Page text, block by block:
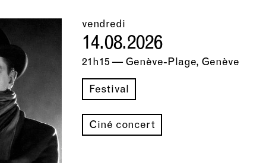
vendredi
14.08.2026
21h15 — Genève-Plage, Genève
Festival
Ciné concert